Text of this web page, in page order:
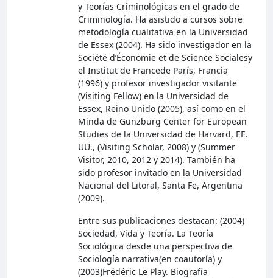
y Teorías Criminológicas en el grado de
Criminología. Ha asistido a cursos sobre
metodología cualitativa en la Universidad
de Essex (2004). Ha sido investigador en la
Société d’Économie et de Science Socialesy
el Institut de Francede París, Francia
(1996) y profesor investigador visitante
(Visiting Fellow) en la Universidad de
Essex, Reino Unido (2005), así como en el
Minda de Gunzburg Center for European
Studies de la Universidad de Harvard, EE.
UU., (Visiting Scholar, 2008) y (Summer
Visitor, 2010, 2012 y 2014). También ha
sido profesor invitado en la Universidad
Nacional del Litoral, Santa Fe, Argentina
(2009).
Entre sus publicaciones destacan: (2004)
Sociedad, Vida y Teoría. La Teoría
Sociológica desde una perspectiva de
Sociología narrativa(en coautoría) y
(2003)Frédéric Le Play. Biografía